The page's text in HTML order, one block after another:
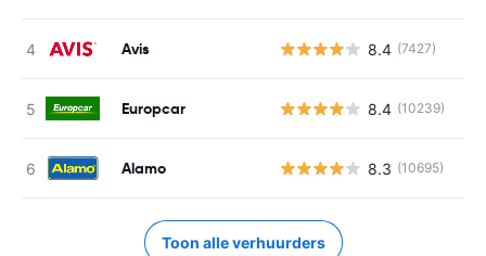
Avis 8.4 (7427)
Europcar 8.4 (10239)
Alamo 8.3 (10695)
Toon alle verhuurders